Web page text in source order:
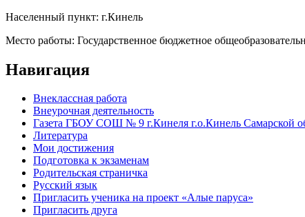
Населенный пункт: г.Кинель
Место работы: Государственное бюджетное
Навигация
Внеклассная работа
Внеурочная деятельность
Газета ГБОУ СОШ № 9 г.Кинеля г.о.Кинель Самарской
Литература
Мои достижения
Подготовка к экзаменам
Родительская страничка
Русский язык
Пригласить ученика на проект «Алые паруса»
Пригласить друга